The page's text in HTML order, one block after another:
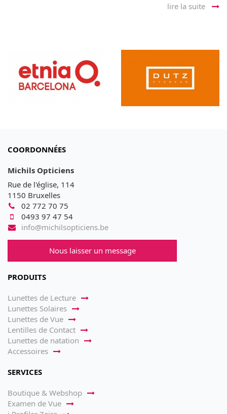
lire la suite
COORDONNÉES
Michils Opticiens
Rue de l'église, 114
1150 Bruxelles
02 772 70 75
0493 97 47 54
info@michilsopticiens.be
Nous laisser un message
PRODUITS
Lunettes de Lecture
Lunettes Solaires
Lunettes de Vue
Lentilles de Contact
Lunettes de natation
Accessoires
SERVICES
Boutique & Webshop
Examen de Vue